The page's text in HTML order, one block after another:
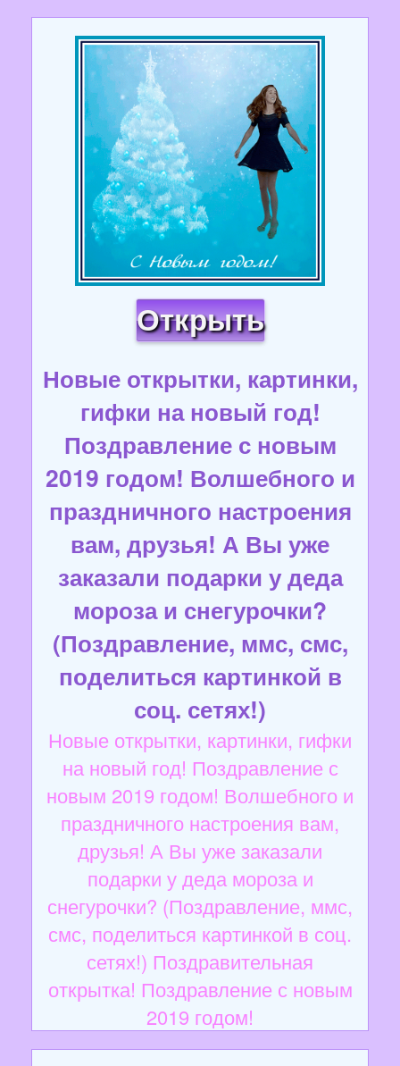
Открыть
Новые открытки, картинки,
гифки на новый год!
Поздравление с новым
2019 годом! Волшебного и
праздничного настроения
вам, друзья! А Вы уже
заказали подарки у деда
мороза и снегурочки?
(Поздравление, ммс, смс,
поделиться картинкой в
соц. сетях!)
Новые открытки, картинки, гифки
на новый год! Поздравление с
новым 2019 годом! Волшебного и
праздничного настроения вам,
друзья! А Вы уже заказали
подарки у деда мороза и
снегурочки? (Поздравление, ммс,
смс, поделиться картинкой в соц.
сетях!) Поздравительная
открытка! Поздравление с новым
2019 годом!